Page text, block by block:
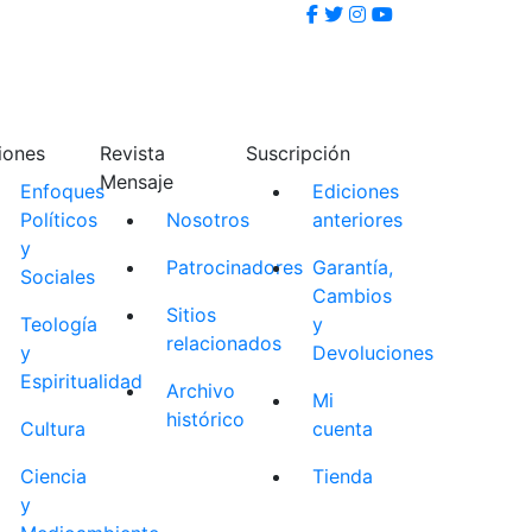
Enfoques
Políticos
y
Sociales
Teología
y
Espiritualidad
Cultura
Ciencia
y
Revista
Mensaje
Nosotros
Patrocinadores
Sitios
relacionados
Archivo
histórico
Suscripción
Ediciones
anteriores
Garantía,
Cambios
y
Devoluciones
Mi
cuenta
Tienda